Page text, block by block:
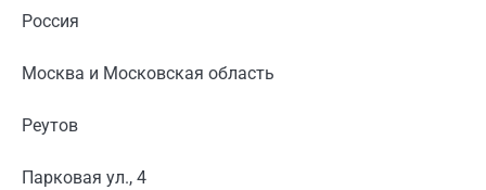
Россия
Москва и Московская область
Реутов
Парковая ул., 4